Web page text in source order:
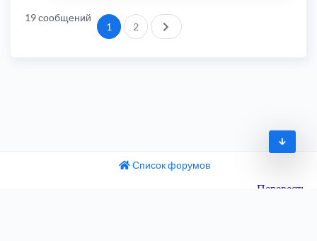
19 сообщений
1 2 След.
Список форумов